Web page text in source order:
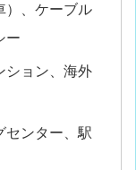
、ケーブル
ー
ション、海外
ンター、駅